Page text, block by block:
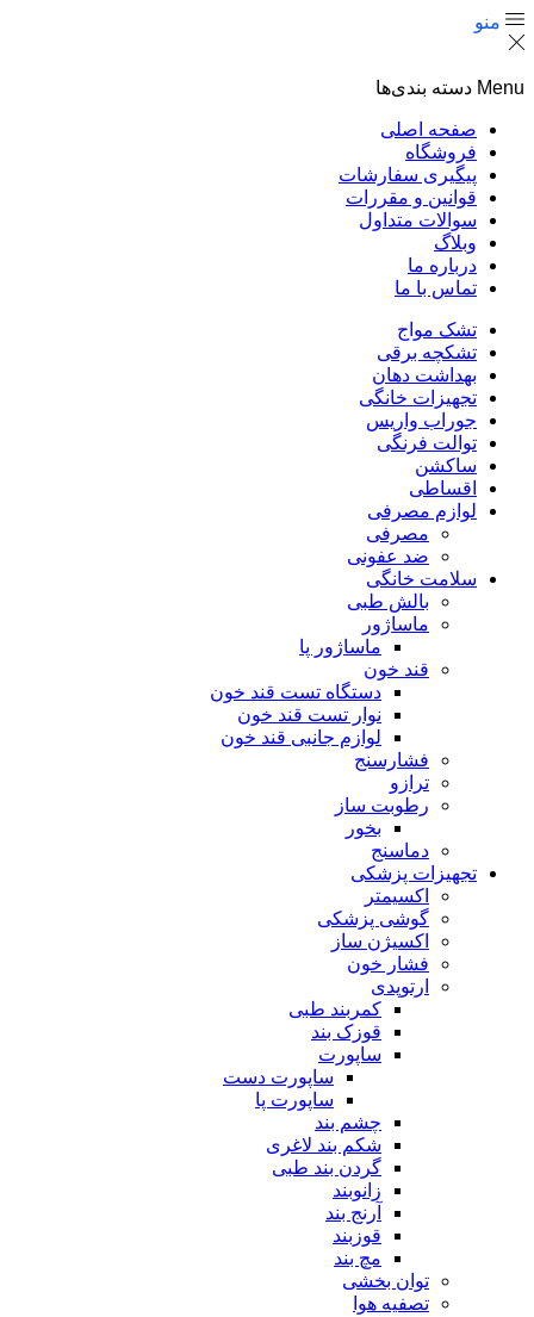
منو
Menu دسته بندی‌ها
صفحه اصلی
فروشگاه
پیگیری سفارشات
قوانین و مقررات
سوالات متداول
وبلاگ
درباره ما
تماس با ما
تشک مواج
تشکچه برقی
بهداشت دهان
تجهیزات خانگی
جوراب واریس
توالت فرنگی
ساکشن
اقساطی
لوازم مصرفی
مصرفی
ضد عفونی
سلامت خانگی
بالش طبی
ماساژور
ماساژور پا
قند خون
دستگاه تست قند خون
نوار تست قند خون
لوازم جانبی قند خون
فشارسنج
ترازو
رطوبت ساز
بخور
دماسنج
تجهیزات پزشکی
اکسیمتر
گوشی پزشکی
اکسیژن ساز
فشار خون
ارتوپدی
کمربند طبی
قوزک بند
ساپورت
ساپورت دست
ساپورت پا
چشم بند
شکم بند لاغری
گردن بند طبی
زانوبند
آرنج بند
قوزبند
مچ بند
توان بخشی
تصفیه هوا